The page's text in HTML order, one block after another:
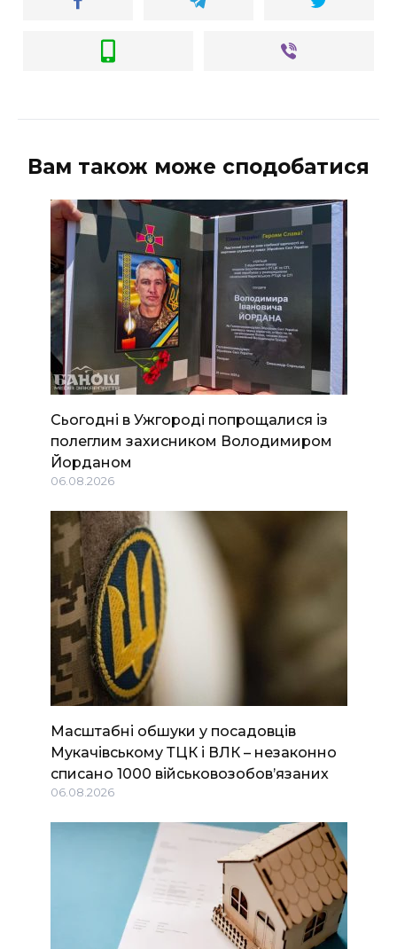
Вам також може сподобатися
Сьогодні в Ужгороді попрощалися із
полеглим захисником Володимиром
Йорданом
06.08.2026
Масштабні обшуки у посадовців
Мукачівському ТЦК і ВЛК – незаконно
списано 1000 військовозобов’язаних
06.08.2026